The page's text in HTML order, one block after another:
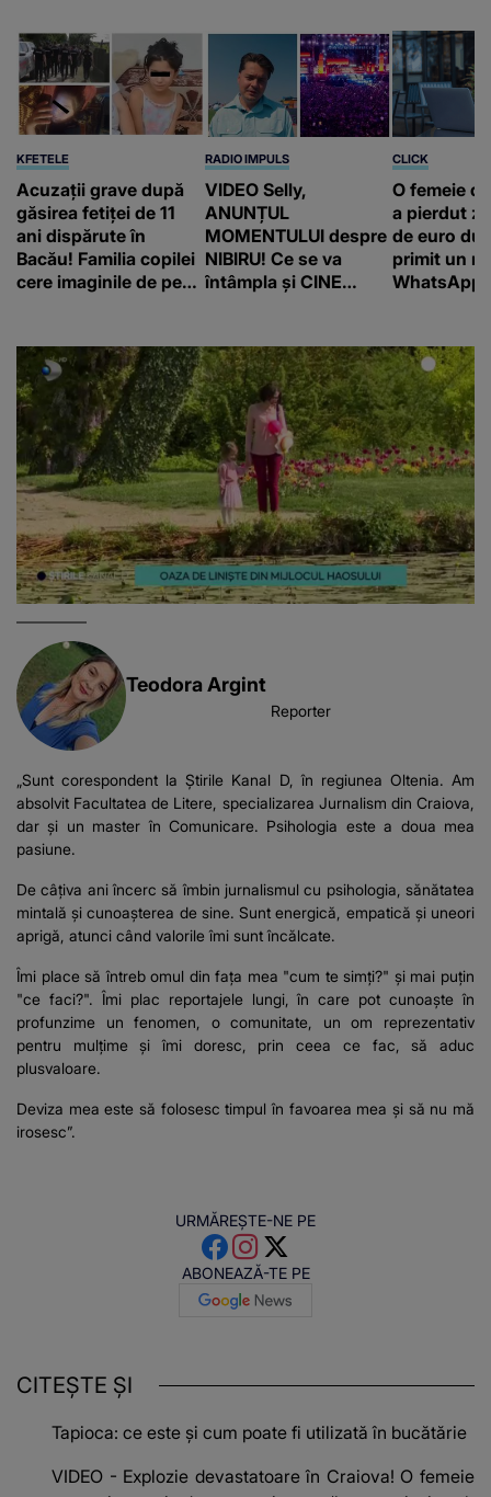
KFETELE
Acuzații grave după
găsirea fetiței de 11
ani dispărute în
Bacău! Familia copilei
cere imaginile de pe
a mai dus sora mea...”
RADIO IMPULS
VIDEO Selly,
ANUNȚUL
MOMENTULUI despre
NIBIRU! Ce se va
întâmpla și CINE
e ciudă că..."
CLICK
O femeie
a pierdut
de euro
primit un
Franța
Teodora Argint
Reporter
„Sunt corespondent la Știrile Kanal D, în regiunea Oltenia. Am
absolvit Facultatea de Litere, specializarea Jurnalism din Craiova,
dar și un master în Comunicare. Psihologia este a doua mea
pasiune.
De câțiva ani încerc să îmbin jurnalismul cu psihologia, sănătatea
mintală și cunoașterea de sine. Sunt energică, empatică și uneori
aprigă, atunci când valorile îmi sunt încălcate.
Îmi place să întreb omul din fața mea "cum te simți?" și mai puțin
"ce faci?". Îmi plac reportajele lungi, în care pot cunoaște în
profunzime un fenomen, o comunitate, un om reprezentativ
pentru mulțime și îmi doresc, prin ceea ce fac, să aduc
plusvaloare.
Deviza mea este să folosesc timpul în favoarea mea și să nu mă
irosesc”.
URMĂREȘTE-NE PE
ABONEAZĂ-TE PE
CITEȘTE ȘI
Tapioca: ce este și cum poate fi utilizată în bucătărie
VIDEO - Explozie devastatoare în Craiova! O femeie